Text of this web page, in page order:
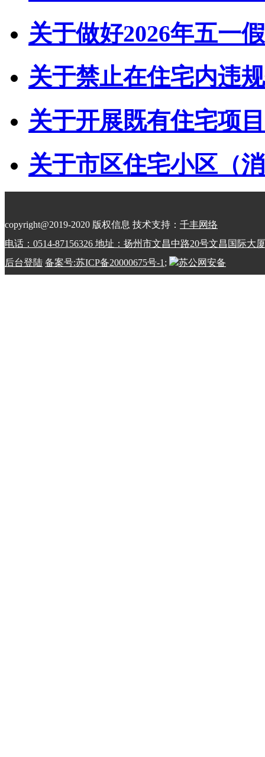
关于做好2026年五一
关于禁止在住宅内违
关于开展既有住宅项
关于市区住宅小区（
copyright@2019-2020 版权信息 技术支持： 千丰网络
电话：0514-87156326 地址：扬州市文昌中路20号文昌国际大厦
后台登陆 备案号:苏ICP备20000675号-1;
苏公网安备